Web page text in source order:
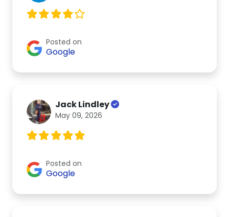
Posted on
Google
Jack Lindley
May 09, 2026
Posted on
Google